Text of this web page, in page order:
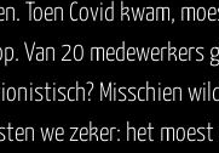
Toen Covid kwam,
Van 20 medewerkers
Misschien
we zeker: het moest